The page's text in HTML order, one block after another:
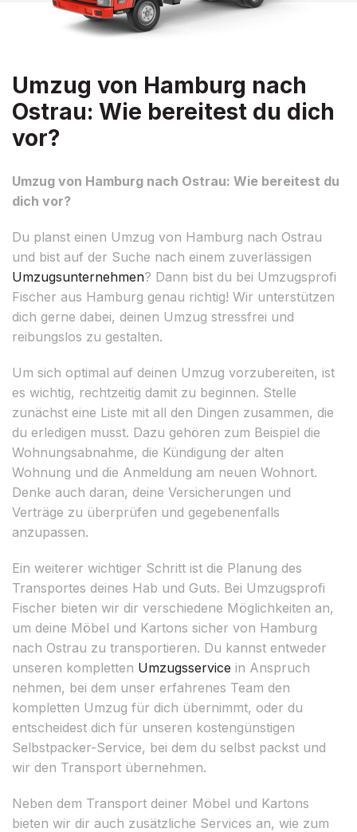
Umzug von Hamburg nach
Ostrau: Wie bereitest du dich
vor?
Umzug von Hamburg nach Ostrau: Wie bereitest du
dich vor?
Du planst einen Umzug von Hamburg nach Ostrau
und bist auf der Suche nach einem zuverlässigen
Umzugsunternehmen? Dann bist du bei Umzugsprofi
Fischer aus Hamburg genau richtig! Wir unterstützen
dich gerne dabei, deinen Umzug stressfrei und
reibungslos zu gestalten.
Um sich optimal auf deinen Umzug vorzubereiten, ist
es wichtig, rechtzeitig damit zu beginnen. Stelle
zunächst eine Liste mit all den Dingen zusammen, die
du erledigen musst. Dazu gehören zum Beispiel die
Wohnungsabnahme, die Kündigung der alten
Wohnung und die Anmeldung am neuen Wohnort.
Denke auch daran, deine Versicherungen und
Verträge zu überprüfen und gegebenenfalls
anzupassen.
Ein weiterer wichtiger Schritt ist die Planung des
Transportes deines Hab und Guts. Bei Umzugsprofi
Fischer bieten wir dir verschiedene Möglichkeiten an,
um deine Möbel und Kartons sicher von Hamburg
nach Ostrau zu transportieren. Du kannst entweder
unseren kompletten Umzugsservice in Anspruch
nehmen, bei dem unser erfahrenes Team den
kompletten Umzug für dich übernimmt, oder du
entscheidest dich für unseren kostengünstigen
Selbstpacker-Service, bei dem du selbst packst und
wir den Transport übernehmen.
Neben dem Transport deiner Möbel und Kartons
bieten wir dir auch zusätzliche Services an, wie zum